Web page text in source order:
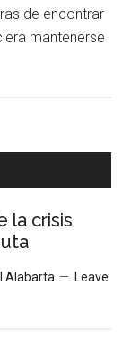
de encontrar
mantenerse
la crisis
Alabarta
Leave